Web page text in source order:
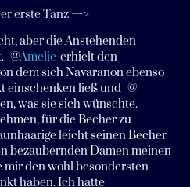
erste Tanz —>
aber die Anstehenden
Amelie erhielt den
dem sich Navaranon ebenso
einschenken ließ und
was sie sich wünschte.
für die Becher zu
leicht seinen Becher
bezaubernden Damen meinen
mir den wohl besondersten
haben. Ich hatte